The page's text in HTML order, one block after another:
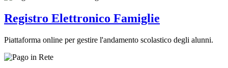
Registro Elettronico Famiglie
Piattaforma online per gestire l'andamento scolastico degli alunni.